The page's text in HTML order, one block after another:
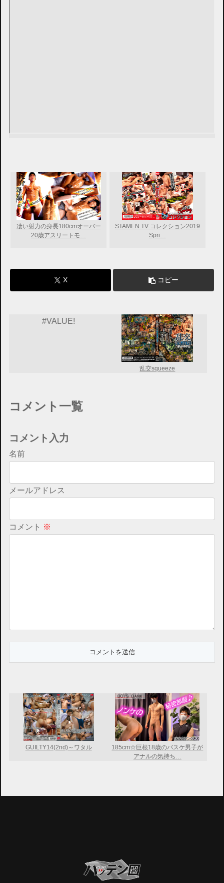
凄い射力の身長180cmオーバー
20歳アスリートモ…
STAMEN.TV コレクション2019
Spri…
X コピー
#VALUE!
乱交squeeze
コメント一覧
コメント入力
名前
メールアドレス
コメント ※
GUILTY14(2nd)～ワタル
185cm☆巨根18歳のバスケ男子が
アナルの気持ち…